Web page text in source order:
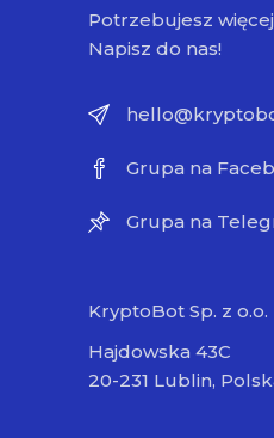
Potrzebujesz
Napisz do nas!
Grupa na
Grupa na
KryptoBot Sp. z o.o.
Hajdowska 43C
20-231 Lublin,